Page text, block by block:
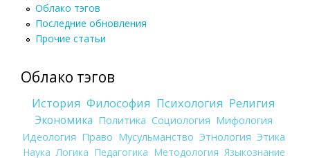
Облако тэгов
Последние обновления
Прочие статьи
Облако тэгов
История Философия Психология Религия
Экономика Политика Социология Мифология
Идеология Право Мусульманство Этнология Этика
Наука Логика Педагогика Методология Языкознание